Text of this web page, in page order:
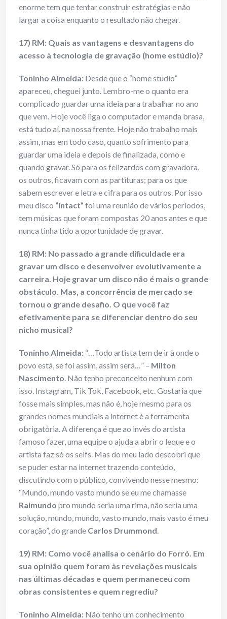
enorme tem que tentar construir estratégias e não
largar a coisa enquanto o resultado não chegar.
17) RM: Quais as vantagens e desvantagens do
acesso à tecnologia de gravação (home estúdio)?
Toninho Almeida: Desde que o “home studio”
apareceu, cheguei junto. Lembro-me o quanto era
complicado guardar uma ideia para trabalhar no ano
que vem. Hoje você liga o computador e manda brasa,
está tudo aí, na nossa frente. Hoje não trabalho mais
assim, mas em todo caso, quanto sofrimento para
guardar uma ideia e depois de finalizada, como e
quando gravar. Só para os felizardos com gravadora,
os outros, ficavam com as partituras; para os que
sabem escrever e letra e cifra para os outros. Por isso
meu disco “Intact” foi uma reunião de vários períodos,
tem músicas que foram compostas 20 anos antes e que
nunca tinha tido a oportunidade de gravar.
18) RM: No passado a grande dificuldade era
gravar um disco e desenvolver evolutivamente a
carreira. Hoje gravar um disco não é mais o grande
obstáculo. Mas, a concorrência de mercado se
tornou o grande desafio. O que você faz
efetivamente para se diferenciar dentro do seu
nicho musical?
Toninho Almeida: “…Todo artista tem de ir à onde o
povo está, se foi assim, assim será…” – Milton
Nascimento. Não tenho preconceito nenhum com
isso. Instagram, Tik Tok, Facebook, etc. Gostaria que
fosse mais simples, mas não é, hoje mesmo para os
grandes nomes mundiais a internet é a ferramenta
obrigatória. A diferença é que ao invés do artista
famoso fazer, uma equipe o ajuda a abrir o leque e o
artista faz só os selfs. Mas do meu lado descobri que
se puder estar na internet trazendo conteúdo,
discutindo com o público, convivendo nesse mesmo:
“Mundo, mundo vasto mundo se eu me chamasse
Raimundo pro mundo seria uma rima, não seria uma
solução, mundo, mundo, vasto mundo, mais vasto é meu
coração”, do grande Carlos Drummond.
19) RM: Como você analisa o cenário do Forró. Em
sua opinião quem foram às revelações musicais
nas últimas décadas e quem permaneceu com
obras consistentes e quem regrediu?
Toninho Almeida: Não tenho um conhecimento